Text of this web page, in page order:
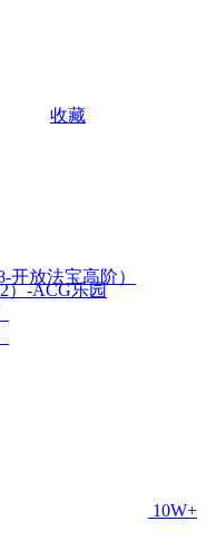
收藏
开放法宝高阶）
10W+